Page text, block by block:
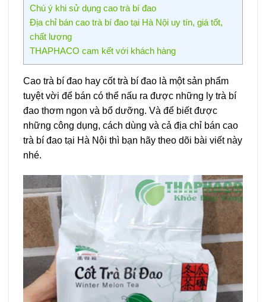
Chú ý khi sử dụng cao trà bí đao
Địa chỉ bán cao trà bí đao tại Hà Nội uy tín, giá tốt,
chất lượng
THAPHACO cam kết với khách hàng
Cao trà bí đao hay cốt trà bí đao là một sản phẩm
tuyệt vời để bán có thể nấu ra được những ly trà bí
đao thơm ngon và bổ dưỡng. Và để biết được
những công dụng, cách dùng và cả địa chỉ bán cao
trà bí đao tại Hà Nội thì bạn hãy theo dõi bài viết này
nhé.